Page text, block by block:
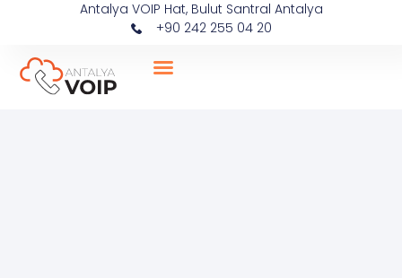
Antalya VOIP Hat, Bulut Santral Antalya
+90 242 255 04 20